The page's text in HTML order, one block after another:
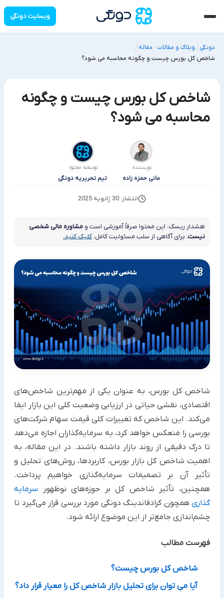
وبسایت دونگی
دونگی /وبلاگ و مقالات /مقاله /
شاخص کل بورس چیست و چگونه محاسبه می شود؟
شاخص کل بورس چیست و چگونه
محاسبه می شود؟
نویسنده:
مانی حمزه زاده
توسعه محتوا:
تیم تحریریه دونگی
انتشار: 30 ژانویه 2025
هشدار ریسک: این محتوا صرفاً آموزشی است و مشاوره مالی شخصی
نیست. برای آگاهی از سلب مسئولیت کامل، کلیک کنید.
شاخص کل بورس، به عنوان یکی از مهم‌ترین شاخص‌های
اقتصادی، نقشی حیاتی در ارزیابی وضعیت کلی این بازار ایفا
می‌کند. این شاخص که تغییرات کلی قیمت سهام شرکت‌های
بورسی را منعکس خواهد کرد، به سرمایه‌گذاران اجازه می‌دهد
تا درک دقیقی از روند بازار داشته باشند. در این مقاله، به
اهمیت شاخص کل بازار بورس، کاربردها، روش‌های تحلیل و
تأثیر آن بر تصمیمات سرمایه‌گذاری خواهیم پرداخت.
همچنین، تأثیر شاخص کل بر حوزه‌های نوظهور سرمایه‌
گذاری همچون کرادفاندینگ دونگی مورد بررسی قرار می‌گیرد تا
چشم‌اندازی جامع‌تر از این موضوع ارائه شود.
فهرست مطالب
شاخص کل بورس چیست؟
آیا می توان برای تحلیل بازار شاخص کل را معیار قرار داد؟